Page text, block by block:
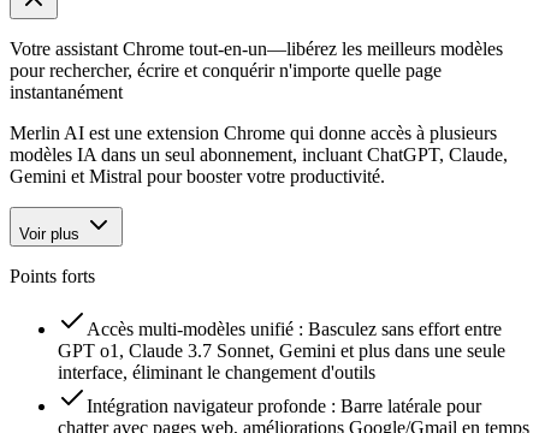
Votre assistant Chrome tout-en-un—libérez les meilleurs modèles
pour rechercher, écrire et conquérir n'importe quelle page
instantanément
Merlin AI est une extension Chrome qui donne accès à plusieurs
modèles IA dans un seul abonnement, incluant ChatGPT, Claude,
Gemini et Mistral pour booster votre productivité.
Voir plus
Points forts
Accès multi-modèles unifié : Basculez sans effort entre
GPT o1, Claude 3.7 Sonnet, Gemini et plus dans une seule
interface, éliminant le changement d'outils
Intégration navigateur profonde : Barre latérale pour
chatter avec pages web, améliorations Google/Gmail en temps